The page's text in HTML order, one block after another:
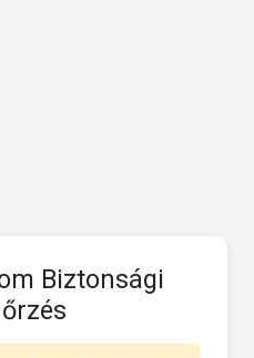
Biztonsági